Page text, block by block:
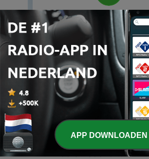
00:00
Afleveringen
1 - 8 B grupo 2
27 aug. 2021
APP DOWNLOADEN